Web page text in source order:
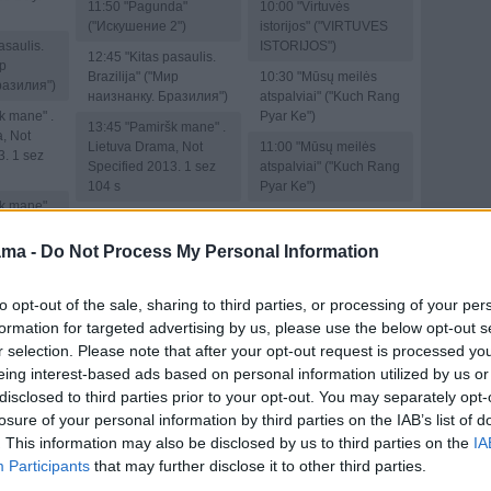
- Do Not Process My Personal Information
opt-out of the sale, sharing to third parties, or processing of your
for targeted advertising by us, please use the below opt-out
selection. Please note that after your opt-out request is processed
interest-based ads based on personal information utilized by us
to third parties prior to your opt-out. You may separately
of your personal information by third parties on the IAB’s list of
This information may also be disclosed by us to third parties on the
Participants that may further disclose it to other third parties.
mane" .
Not
1 sez
mane" .
1 sez
mane" .
Not
1 sez
sodai" .
s
pagal
11:50 "Pagunda"
("Искушение 2")
12:45 "Kitas pasaulis.
Brazilija" ("Мир
наизнанку. Бразилия")
13:45 "Pamiršk mane" .
Lietuva Drama, Not
Specified 2013. 1 sez
104 s
Specified 2013. 1 sez
14:35"Pamiršk mane" .
Lietuva Drama, Not
Specified 2013. 1 sez
106 s
15:00 "Svajonių sodai" .
Lietuva Pramogos
2023. 18 sez 32 s
16:00 "Pasaulis pagal
10:00 "Virtuvės
istorijos" ("VIRTUVES
ISTORIJOS")
10:30 "Mūsų meilės
atspalviai" ("Kuch Rang
Pyar Ke")
11:00 "Mūsų meilės
atspalviai" ("Kuch Rang
Pyar Ke")
Pyar Ke")
atspalviai" ("Kuch Rang
Pyar Ke")
12:30"Mūsų meilės
atspalviai" ("Kuch Rang
Pyar Ke")
13:00 "Mūsų meilės
atspalviai" ("Kuch Rang
Pyar Ke")